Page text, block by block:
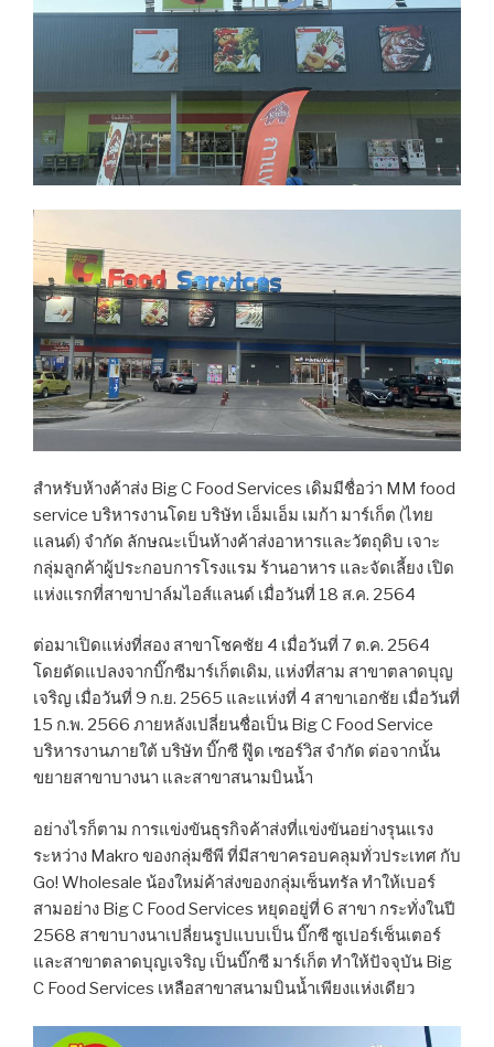
สำหรับห้างค้าส่ง Big C Food Services เดิมมีชื่อว่า MM food
service บริหารงานโดย บริษัท เอ็มเอ็ม เมก้า มาร์เก็ต (ไทย
แลนด์) จํากัด ลักษณะเป็นห้างค้าส่งอาหารและวัตถุดิบ เจาะ
กลุ่มลูกค้าผู้ประกอบการโรงแรม ร้านอาหาร และจัดเลี้ยง เปิด
แห่งแรกที่สาขาปาล์มไอส์แลนด์ เมื่อวันที่ 18 ส.ค. 2564
ต่อมาเปิดแห่งที่สอง สาขาโชคชัย 4 เมื่อวันที่ 7 ต.ค. 2564
โดยดัดแปลงจากบิ๊กซีมาร์เก็ตเดิม, แห่งที่สาม สาขาตลาดบุญ
เจริญ เมื่อวันที่ 9 ก.ย. 2565 และแห่งที่ 4 สาขาเอกชัย เมื่อวันที่
15 ก.พ. 2566 ภายหลังเปลี่ยนชื่อเป็น Big C Food Service
บริหารงานภายใต้ บริษัท บิ๊กซี ฟู๊ด เซอร์วิส จำกัด ต่อจากนั้น
ขยายสาขาบางนา และสาขาสนามบินน้ำ
อย่างไรก็ตาม การแข่งขันธุรกิจค้าส่งที่แข่งขันอย่างรุนแรง
ระหว่าง Makro ของกลุ่มซีพี ที่มีสาขาครอบคลุมทั่วประเทศ กับ
Go! Wholesale น้องใหม่ค้าส่งของกลุ่มเซ็นทรัล ทำให้เบอร์
สามอย่าง Big C Food Services หยุดอยู่ที่ 6 สาขา กระทั่งในปี
2568 สาขาบางนาเปลี่ยนรูปแบบเป็น บิ๊กซี ซูเปอร์เซ็นเตอร์
และสาขาตลาดบุญเจริญ เป็นบิ๊กซี มาร์เก็ต ทำให้ปัจจุบัน Big
C Food Services เหลือสาขาสนามบินน้ำเพียงแห่งเดียว